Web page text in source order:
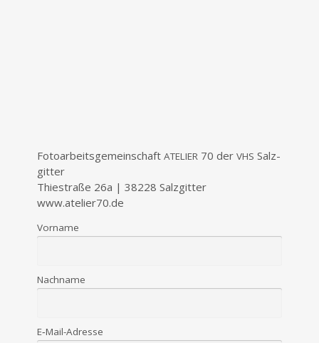
Foto­ar­beits­ge­mein­schaft ATELIER 70 der VHS Salz­
git­ter
Thie­stra­ße 26a | 38228 Salz­git­ter
www.atelier70.de
Vor­na­me
Nach­na­me
E‑Mail-Adres­se